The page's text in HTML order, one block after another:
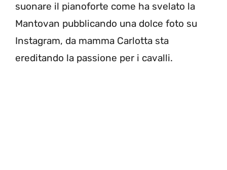
suonare il pianoforte come ha svelato la
Mantovan pubblicando una dolce foto su
Instagram, da mamma Carlotta sta
ereditando la passione per i cavalli.